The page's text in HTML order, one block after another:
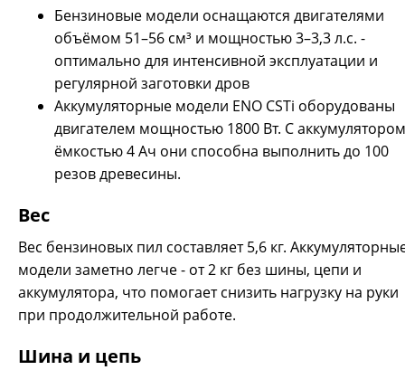
Пила аккумуляторная CAIMAN ENO CSTi10 (без АКБ и ЗУ)
Бензиновые модели оснащаются двигателями
объёмом 51–56 см³ и мощностью 3–3,3 л.с. -
оптимально для интенсивной эксплуатации и
регулярной заготовки дров
Аккумуляторные модели ENO CSTi оборудованы
двигателем мощностью 1800 Вт. С аккумулятором
ёмкостью 4 Ач они способна выполнить до 100
резов древесины.
Вес
Вес бензиновых пил составляет 5,6 кг.
модели заметно легче - от 2 кг без шины, цепи и
аккумулятора, что помогает снизить нагрузку на руки
при продолжительной работе.
Шина и цепь